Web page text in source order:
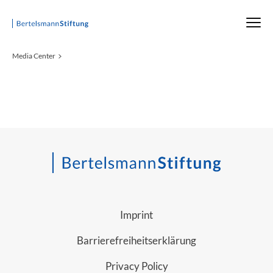
Startseite
Media Center
Imprint
Barrierefreiheitserklärung
Privacy Policy